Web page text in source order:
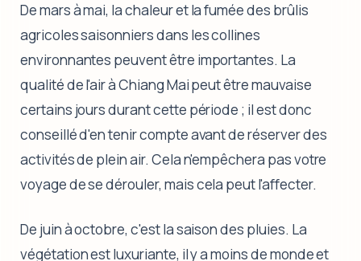
De mars à mai, la chaleur et la fumée des brûlis
agricoles saisonniers dans les collines
environnantes peuvent être importantes. La
qualité de l'air à Chiang Mai peut être mauvaise
certains jours durant cette période ; il est donc
conseillé d'en tenir compte avant de réserver des
activités de plein air. Cela n'empêchera pas votre
voyage de se dérouler, mais cela peut l'affecter.
De juin à octobre, c'est la saison des pluies. La
végétation est luxuriante, il y a moins de monde et